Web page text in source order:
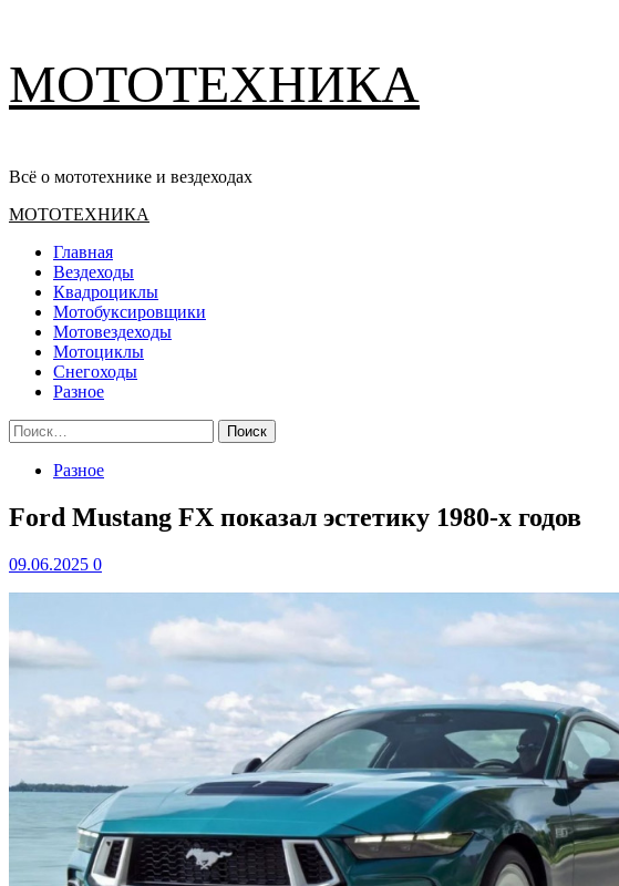
содержимому
МОТОТЕХНИКА
Всё о мототехнике и вездеходах
Основное
МОТОТЕХНИКА
Главная
Вездеходы
Квадроциклы
Мотобуксировщики
Мотовездеходы
Мотоциклы
Снегоходы
Разное
Найти:
Разное
Ford Mustang FX показал эстетику 1980-х годов
09.06.2025 0